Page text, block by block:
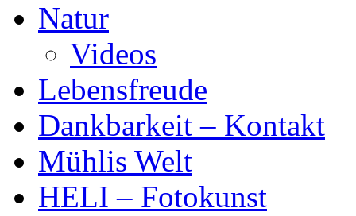
Natur
Videos
Lebensfreude
Dankbarkeit – Kontakt
Mühlis Welt
HELI – Fotokunst